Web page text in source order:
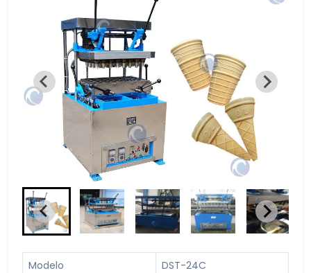
Modelo
DST-24C